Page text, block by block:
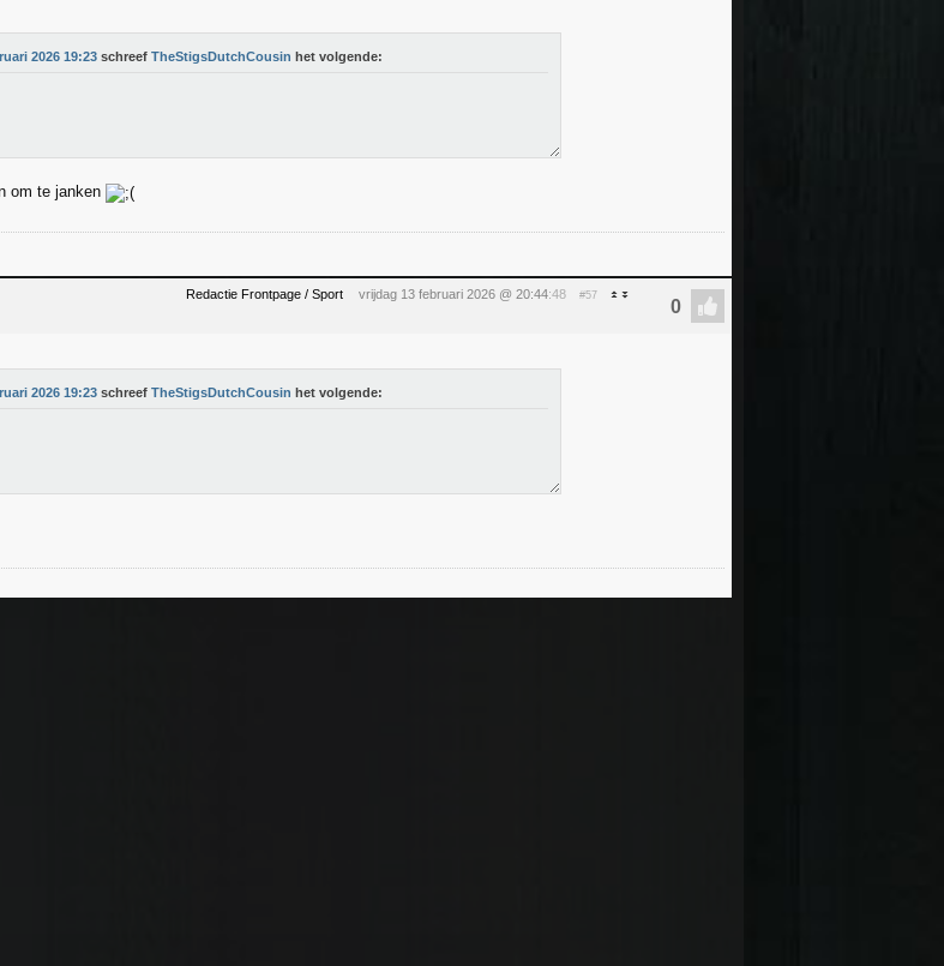
2026 19:23 schreef TheStigsDutchCousin het volgende:
om te janken
Redactie Frontpage / Sport vrijdag 13 februari 2026 @ 20:44:48 #57
2026 19:23 schreef TheStigsDutchCousin het volgende: